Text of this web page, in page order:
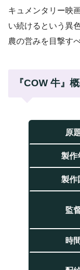
キュメンタリー映
い続けるという異
農の営みを目撃す
『COW 牛』
原
製作
製作
監
時間